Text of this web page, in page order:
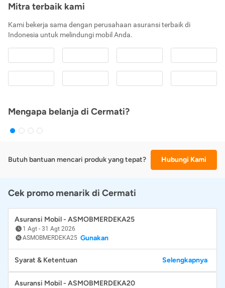
Mitra terbaik kami
Kami bekerja sama dengan perusahaan asuransi terbaik di
Indonesia untuk melindungi mobil Anda.
Mengapa belanja di Cermati?
Butuh bantuan mencari produk yang tepat? Hubungi Kami
Cek promo menarik di Cermati
Asuransi Mobil - ASMOBMERDEKA25
1 Agt - 31 Agt 2026
ASMOBMERDEKA25 Gunakan
Syarat & Ketentuan Selengkapnya
Asuransi Mobil - ASMOBMERDEKA20